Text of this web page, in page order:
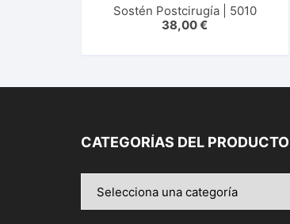
Sostén Postcirugía | 5010
38,00€
CATEGORÍAS DEL PRODUCTO